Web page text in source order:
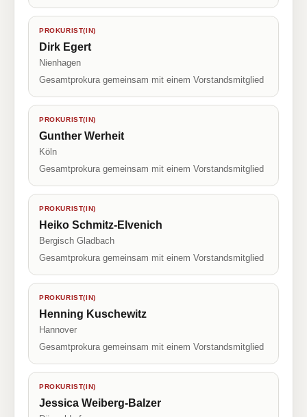
PROKURIST(IN)
Dirk Egert
Nienhagen
Gesamtprokura gemeinsam mit einem Vorstandsmitglied
PROKURIST(IN)
Gunther Werheit
Köln
Gesamtprokura gemeinsam mit einem Vorstandsmitglied
PROKURIST(IN)
Heiko Schmitz-Elvenich
Bergisch Gladbach
Gesamtprokura gemeinsam mit einem Vorstandsmitglied
PROKURIST(IN)
Henning Kuschewitz
Hannover
Gesamtprokura gemeinsam mit einem Vorstandsmitglied
PROKURIST(IN)
Jessica Weiberg-Balzer